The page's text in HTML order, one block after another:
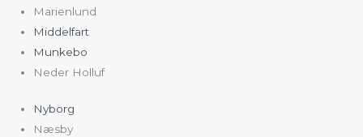
Marienlund
Middelfart
Munkebo
Neder Holluf
Nyborg
Næsby